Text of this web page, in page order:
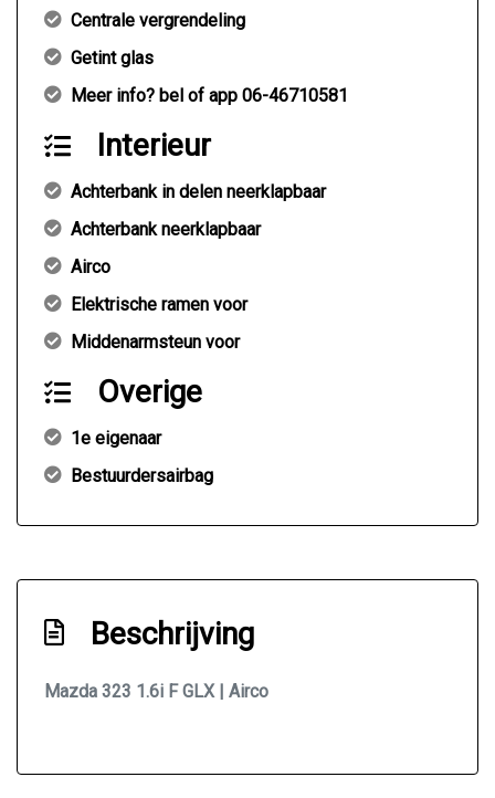
Centrale vergrendeling
Getint glas
Meer info? bel of app 06-46710581
Interieur
Achterbank in delen neerklapbaar
Achterbank neerklapbaar
Airco
Elektrische ramen voor
Middenarmsteun voor
Overige
1e eigenaar
Bestuurdersairbag
Beschrijving
Mazda 323 1.6i F GLX | Airco